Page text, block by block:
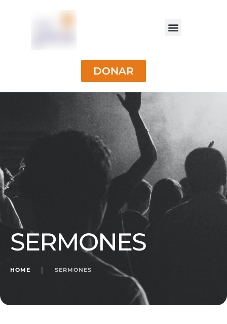
DONAR
SERMONES
HOME SERMONES